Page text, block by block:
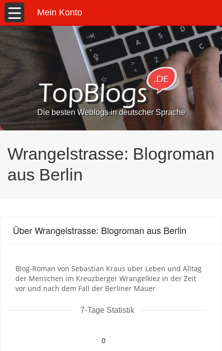
Mein Konto
Die besten Weblogs in deutscher Sprache
Wrangelstrasse: Blogroman
aus Berlin
Über Wrangelstrasse: Blogroman aus Berlin
Blog-Roman von Sebastian Kraus über Leben und Alltag
der Menschen im Kreuzberger Wrangelkiez in der Zeit
vor und nach dem Fall der Berliner Mauer
7-Tage Statistik
0